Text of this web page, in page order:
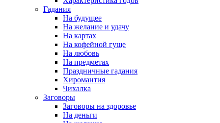
Гадания
На будущее
На желание и удачу
На картах
На кофейной гуще
На любовь
На предметах
Праздничные гадания
Хиромантия
Чихалка
Заговоры
Заговоры на здоровье
На деньги